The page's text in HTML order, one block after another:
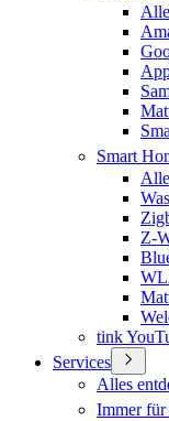
Smart
Z-
tink
Services
Alles
Immer für